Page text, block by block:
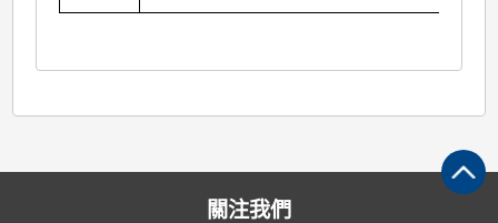
關注我們